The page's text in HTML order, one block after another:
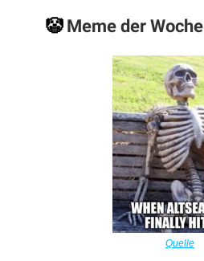
🤡Meme der Woche
Quelle